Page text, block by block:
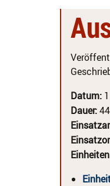
Datum:
Dauer: